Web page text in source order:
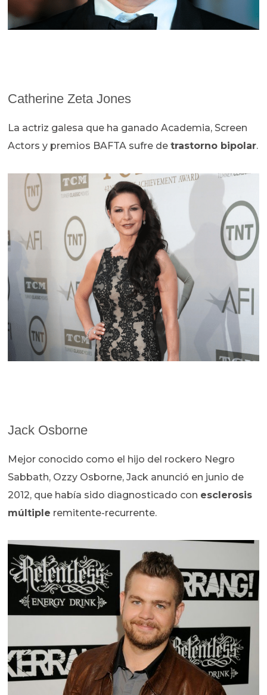
Catherine Zeta Jones
La actriz galesa que ha ganado Academia, Screen
Actors y premios BAFTA sufre detrastorno bipolar.
Jack Osborne
Mejor conocido como el hijo del rockero Negro
Sabbath, Ozzy Osborne, Jack anunció en junio de
2012, que había sido diagnosticado con esclerosis
múltiple remitente-recurrente.